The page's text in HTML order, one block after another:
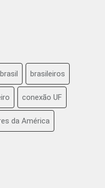
brasil brasileiros
conexão UF
da América